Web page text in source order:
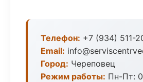
Телефон: +7 (934) 511-
Email:
Город: Череповец
Режим работы: Пн-Пт: